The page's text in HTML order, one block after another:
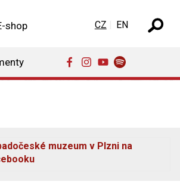
shop Zvolte jazyk
CZ EN
muzeum v Plzni na